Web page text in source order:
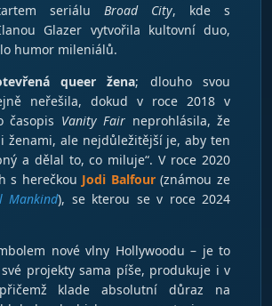
seriálu Broad City, kde s
Glazer vytvořila kultovní duo,
humor mileniálů.
queer žena; dlouho svou
neřešila, dokud v roce 2018 v
časopis Vanity Fair neprohlásila, že
ženami, ale nejdůležitější je, aby ten
a dělal to, co miluje“. V roce 2020
s herečkou Jodi Balfour (známou ze
Mankind), se kterou se v roce 2024
nové vlny Hollywoodu – je to
projekty sama píše, produkuje i v
klade absolutní důraz na